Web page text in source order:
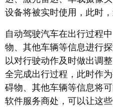
设备将被实时使用，此时
自动驾驶汽车在出行过程
物、其他车辆等信息进行
以对行驶动作及时做出调
全完成出行过程，此时作
碍物、其他车辆等信息将
软件服务商处，可以让这